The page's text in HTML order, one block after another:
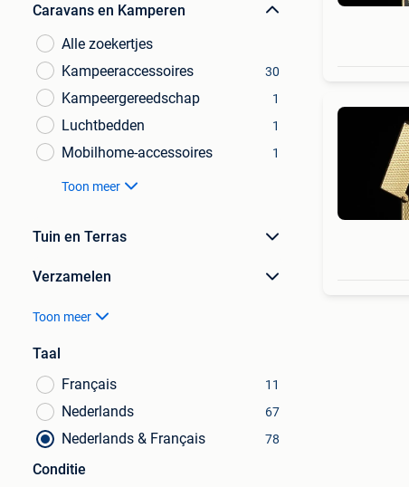
Caravans en Kamperen
Alle zoekertjes
Kampeeraccessoires
30
Kampeergereedschap 1
Luchtbedden 1
Mobilhome-accessoires 1
Toon meer
Tuin en Terras
Verzamelen
Toon meer
Taal
Français
11
Nederlands 67
Nederlands & Français 78
Conditie